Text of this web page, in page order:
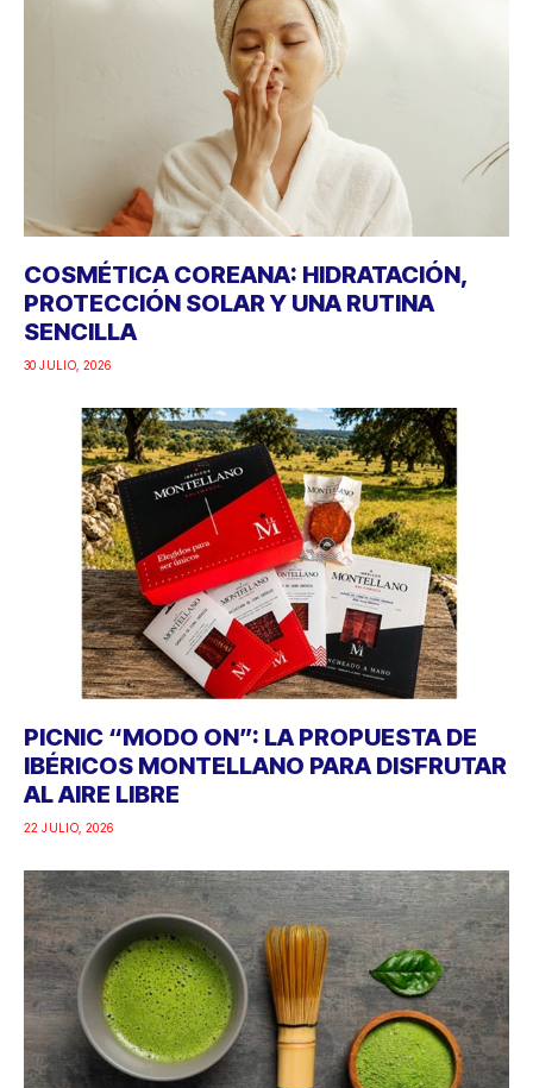
COSMÉTICA COREANA: HIDRATACIÓN,
PROTECCIÓN SOLAR Y UNA RUTINA
SENCILLA
30 JULIO, 2026
PICNIC “MODO ON”: LA PROPUESTA DE
IBÉRICOS MONTELLANO PARA DISFRUTAR
AL AIRE LIBRE
22 JULIO, 2026